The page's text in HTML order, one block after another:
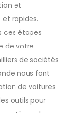
et
et rapides.
ces étapes
de votre
de sociétés
nous font
de voitures
outils pour